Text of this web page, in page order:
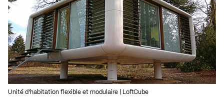
Unité d’habitation flexible et modulaire | LoftCube